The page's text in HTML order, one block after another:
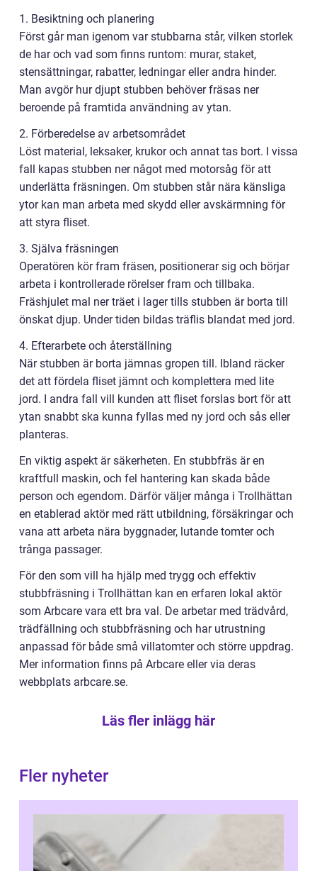
1. Besiktning och planering
Först går man igenom var stubbarna står, vilken storlek
de har och vad som finns runtom: murar, staket,
stensättningar, rabatter, ledningar eller andra hinder.
Man avgör hur djupt stubben behöver fräsas ner
beroende på framtida användning av ytan.
2. Förberedelse av arbetsområdet
Löst material, leksaker, krukor och annat tas bort. I vissa
fall kapas stubben ner något med motorsåg för att
underlätta fräsningen. Om stubben står nära känsliga
ytor kan man arbeta med skydd eller avskärmning för
att styra fliset.
3. Själva fräsningen
Operatören kör fram fräsen, positionerar sig och börjar
arbeta i kontrollerade rörelser fram och tillbaka.
Fräshjulet mal ner träet i lager tills stubben är borta till
önskat djup. Under tiden bildas träflis blandat med jord.
4. Efterarbete och återställning
När stubben är borta jämnas gropen till. Ibland räcker
det att fördela fliset jämnt och komplettera med lite
jord. I andra fall vill kunden att fliset forslas bort för att
ytan snabbt ska kunna fyllas med ny jord och sås eller
planteras.
En viktig aspekt är säkerheten. En stubbfräs är en
kraftfull maskin, och fel hantering kan skada både
person och egendom. Därför väljer många i Trollhättan
en etablerad aktör med rätt utbildning, försäkringar och
vana att arbeta nära byggnader, lutande tomter och
trånga passager.
För den som vill ha hjälp med trygg och effektiv
stubbfräsning i Trollhättan kan en erfaren lokal aktör
som Arbcare vara ett bra val. De arbetar med trädvård,
trädfällning och stubbfräsning och har utrustning
anpassad för både små villatomter och större uppdrag.
Mer information finns på Arbcare eller via deras
webbplats arbcare.se.
Läs fler inlägg här
Fler nyheter